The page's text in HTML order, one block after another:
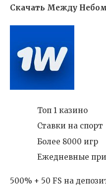
Скачать Между Небом
Топ 1 казино
Ставки на спорт
Более 8000 игр
Ежедневные
500% + 50 FS на